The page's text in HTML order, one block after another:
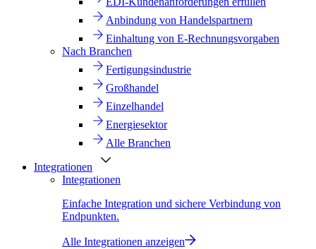
Anbindung von Handelspartnern
Einhaltung von E-Rechnungsvorgaben
Nach Branchen
Fertigungsindustrie
Großhandel
Einzelhandel
Energiesektor
Alle Branchen
Integrationen
Integrationen
Einfache Integration und sichere Verbindung von
Endpunkten.
Alle Integrationen anzeigen